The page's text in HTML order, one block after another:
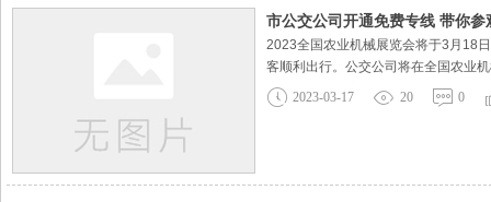
市公交公司开通免费专线 带你
2023全国农业机械展览会将于3月18
客顺利出行。公交公司将在全国农业
间可免费乘坐该线路。会展专线运营
2023-03-17 20 0